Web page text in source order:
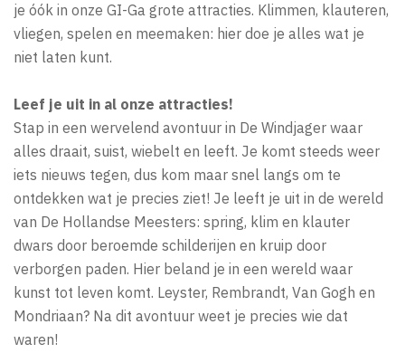
je óók in onze GI-Ga grote attracties. Klimmen, klauteren,
vliegen, spelen en meemaken: hier doe je alles wat je
niet laten kunt.
Leef je uit in al onze attracties!
Stap in een wervelend avontuur in De Windjager waar
alles draait, suist, wiebelt en leeft. Je komt steeds weer
iets nieuws tegen, dus kom maar snel langs om te
ontdekken wat je precies ziet! Je leeft je uit in de wereld
van De Hollandse Meesters: spring, klim en klauter
dwars door beroemde schilderijen en kruip door
verborgen paden. Hier beland je in een wereld waar
kunst tot leven komt. Leyster, Rembrandt, Van Gogh en
Mondriaan? Na dit avontuur weet je precies wie dat
waren!